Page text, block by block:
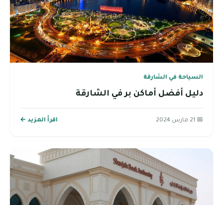
السياحة في الشارقة
دليل أفضل أماكن بر في الشارقة
📅 21 مارس 2024 اقرأ المزيد ←